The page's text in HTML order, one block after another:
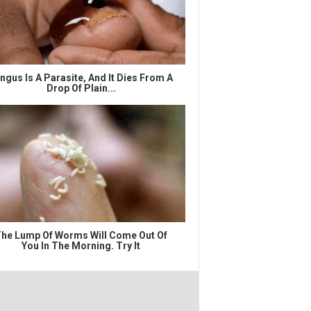
Is A Parasite, And It Dies From A
Drop Of Plain...
Lump Of Worms Will Come Out Of
You In The Morning. Try It